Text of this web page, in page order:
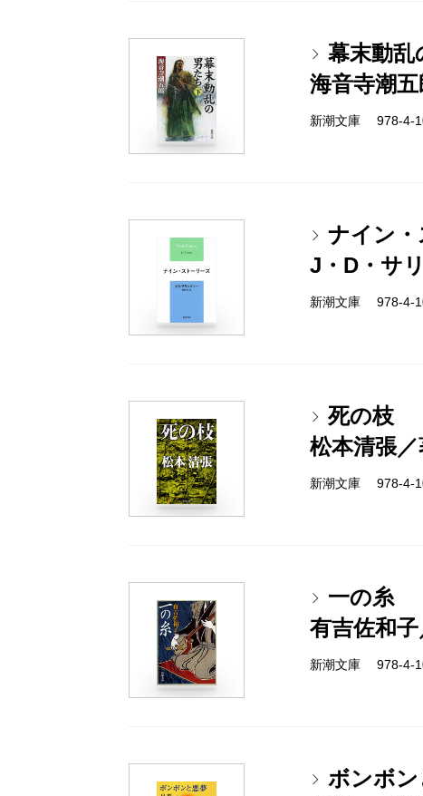
幕末動乱
海音寺潮
新潮文庫 978-4-
ナイン
J・D・サ
新潮文庫 978-4-
死の枝
松本清張／
新潮文庫 978-4-
一の糸
有吉佐和
新潮文庫 978-4-
ボンボ